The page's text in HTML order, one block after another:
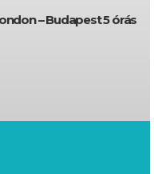
– Budapest 5 órás